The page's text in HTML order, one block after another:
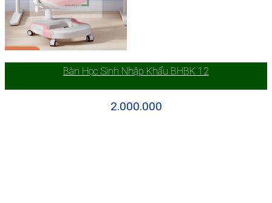
Bàn Học Sinh Nhập Khẩu BHBK 12
2.000.000